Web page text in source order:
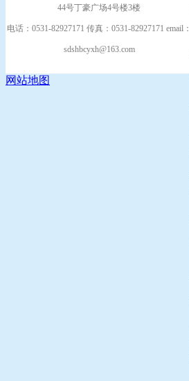
44号丁豪广场4号楼3楼
电话：0531-82927171 传真：0531-82927171 email：
sdshbcyxh@163.com
网站地图